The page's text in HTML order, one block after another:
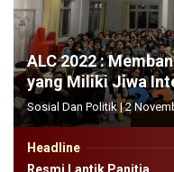
ALC 2022 :
yang Miliki Jiwa
Sosial Dan Politik|2
Headline
Resmi Lantik Panitia